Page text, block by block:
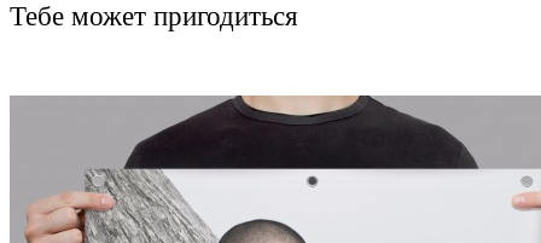
Тебе может пригодиться